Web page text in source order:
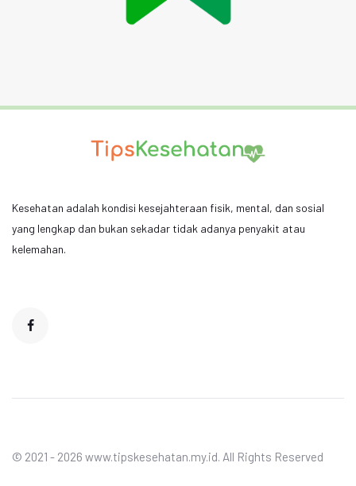
Kesehatan adalah kondisi kesejahteraan fisik, mental, dan sosial
yang lengkap dan bukan sekadar tidak adanya penyakit atau
kelemahan.
© 2021 - 2026 www.tipskesehatan.my.id. All Rights Reserved